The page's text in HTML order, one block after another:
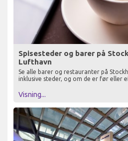
Spisesteder og barer på
Lufthavn
Se alle barer og restauranter på
inklusive steder, og om de er før eller
Visning...